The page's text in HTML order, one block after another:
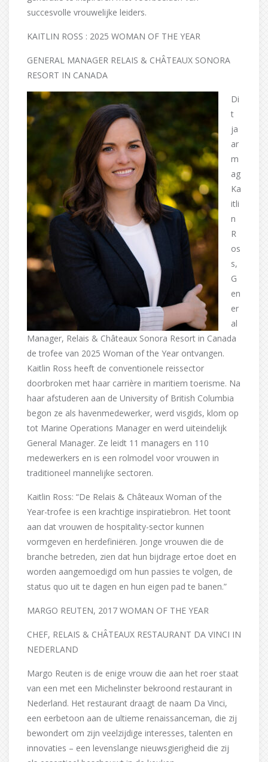
succesvolle vrouwelijke leiders.
KAITLIN ROSS : 2025 WOMAN OF THE YEAR
GENERAL MANAGER RELAIS & CHÂTEAUX SONORA
RESORT IN CANADA
Di
t
ja
ar
m
ag
Ka
itli
n
R
os
s,
G
en
er
al
Manager, Relais & Châteaux Sonora Resort in Canada
de trofee van 2025 Woman of the Year ontvangen.
Kaitlin Ross heeft de conventionele reissector
doorbroken met haar carrière in maritiem toerisme. Na
haar afstuderen aan de University of British Columbia
begon ze als havenmedewerker, werd visgids, klom op
tot Marine Operations Manager en werd uiteindelijk
General Manager. Ze leidt 11 managers en 110
medewerkers en is een rolmodel voor vrouwen in
traditioneel mannelijke sectoren.
Kaitlin Ross: “De Relais & Châteaux Woman of the
Year-trofee is een krachtige inspiratiebron. Het toont
aan dat vrouwen de hospitality-sector kunnen
vormgeven en herdefiniëren. Jonge vrouwen die de
branche betreden, zien dat hun bijdrage ertoe doet en
worden aangemoedigd om hun passies te volgen, de
status quo uit te dagen en hun eigen pad te banen.”
MARGO REUTEN, 2017 WOMAN OF THE YEAR
CHEF, RELAIS & CHÂTEAUX RESTAURANT DA VINCI IN
NEDERLAND
Margo Reuten is de enige vrouw die aan het roer staat
van een met een Michelinster bekroond restaurant in
Nederland. Het restaurant draagt de naam Da Vinci,
een eerbetoon aan de ultieme renaissanceman, die zij
bewondert om zijn veelzijdige interesses, talenten en
innovaties – een levenslange nieuwsgierigheid die zij